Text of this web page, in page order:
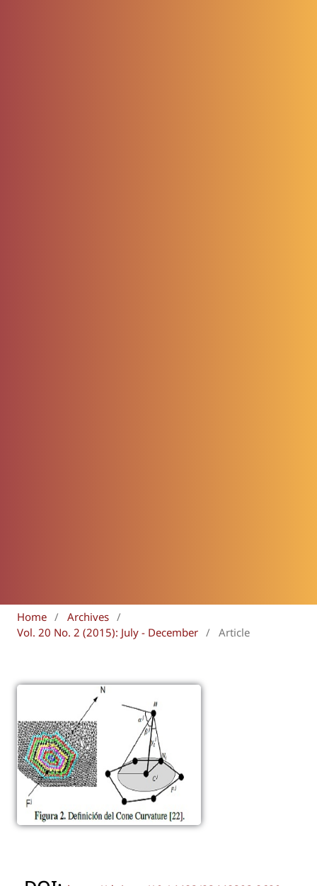
Home / Archives /
Vol. 20 No. 2 (2015): July - December / Article